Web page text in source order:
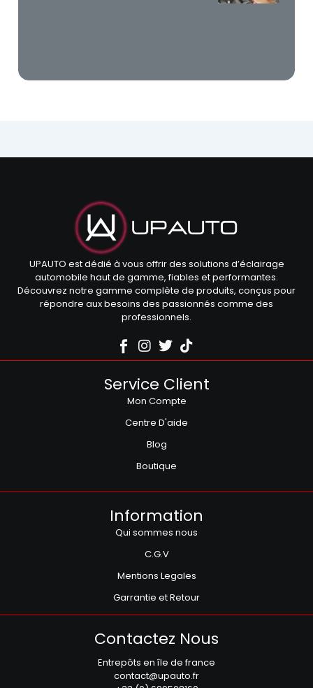
UPAUTO est dédié à vous offrir des solutions d’éclairage
automobile haut de gamme, fiables et performantes.
Découvrez notre gamme complète de produits, conçus pour
répondre aux besoins des passionnés comme des
professionnels.
Service Client
Mon Compte
Centre D'aide
Blog
Boutique
Information
Qui sommes nous
C.G.V
Mentions Legales
Garrantie et Retour
Contactez Nous
Entrepôts en île de france
contact@upauto.fr